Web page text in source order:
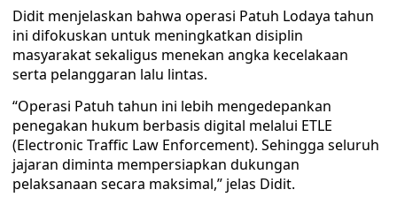
Didit menjelaskan bahwa operasi Patuh Lodaya tahun
ini difokuskan untuk meningkatkan disiplin
masyarakat sekaligus menekan angka kecelakaan
serta pelanggaran lalu lintas.
“Operasi Patuh tahun ini lebih mengedepankan
penegakan hukum berbasis digital melalui ETLE
(Electronic Traffic Law Enforcement). Sehingga seluruh
jajaran diminta mempersiapkan dukungan
pelaksanaan secara maksimal,” jelas Didit.